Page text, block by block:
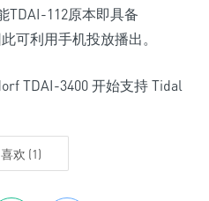
TDAI-112原本即具备
可利用手机投放播出。
喜欢 (1)